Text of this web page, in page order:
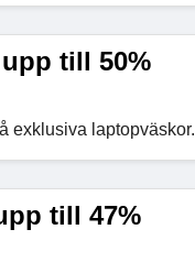
till 50%
exklusiva laptopväskor.
till 47%